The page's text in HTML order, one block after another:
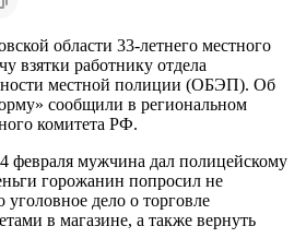
области 33-летнего местного
взятки работнику отдела
местной полиции (ОБЭП). Об
сообщили в региональном
комитета РФ.
февраля мужчина дал полицейскому
горожанин попросил не
уголовное дело о торговле
в магазине, а также вернуть